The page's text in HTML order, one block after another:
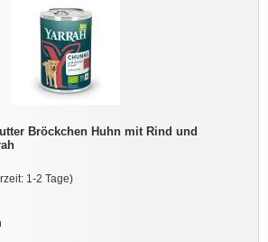
Bröckchen Huhn mit Rind und
1-2 Tage)